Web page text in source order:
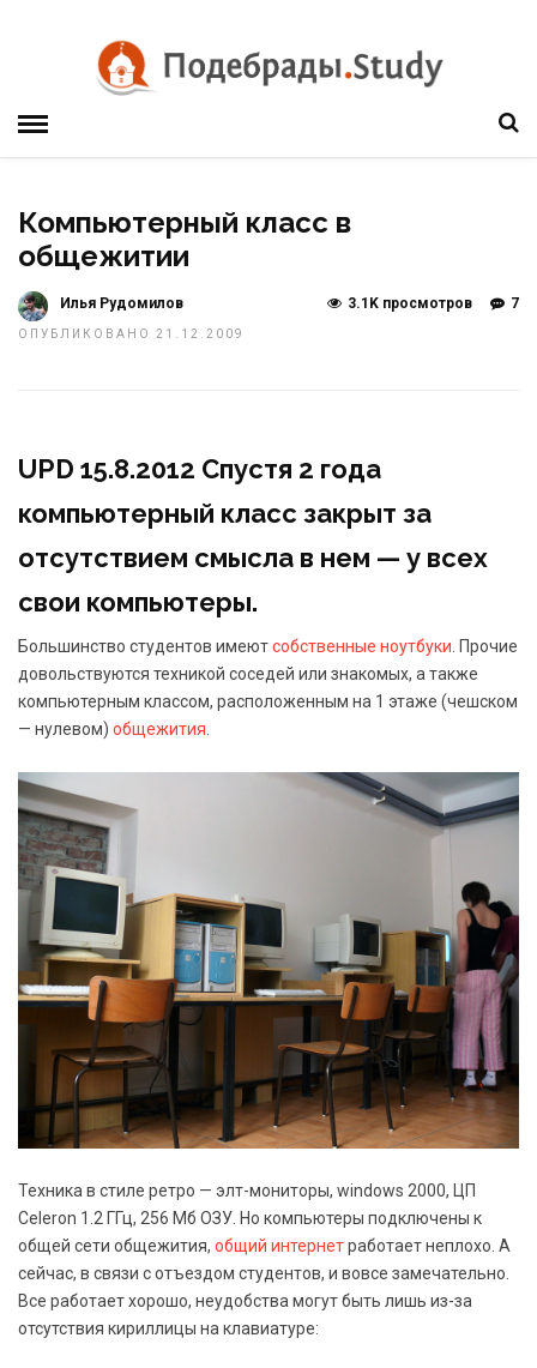
Компьютерный класс в
общежитии
Илья Рудомилов
ОПУБЛИКОВАНО 21.12.2009
7
3.1K просмотров
UPD 15.8.2012 Спустя 2 года
компьютерный класс закрыт за
отсутствием смысла в нем — у всех
свои компьютеры.
Большинство студентов имеютсобственные ноутбуки . Прочие
довольствуются техникой соседей или знакомых, а также
компьютерным классом, расположенным на 1 этаже (чешском
— нулевом) общежития
Техника в стиле ретро — элт-мониторы, windows 2000, ЦП
Celeron 1.2 ГГц, 256 Мб ОЗУ. Но компьютеры подключены к
общей сети общежития, общий интернетработает неплохо. А
сейчас, в связи с отъездом студентов, и вовсе замечательно.
Все работает хорошо, неудобства могут быть лишь из-за
отсутствия кириллицы на клавиатуре: